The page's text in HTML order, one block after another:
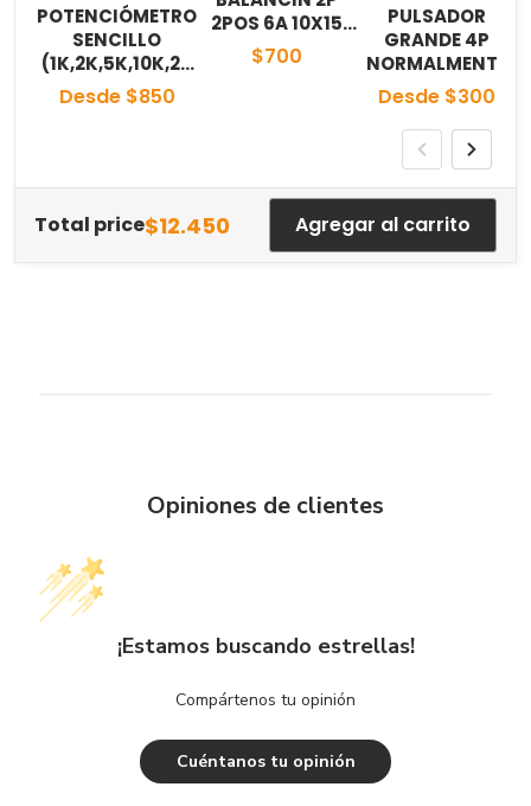
POTENCIÓMETRO
SENCILLO
(1K,2K,5K,10K,20
K,50K,100K,250K,
500K,1M)
Desde $850
2POS 6A 10X15
NEGRO
$700
PULSADOR
GRANDE 4P
NORMALMENTE
ABIERTO
(12X12mm)
Desde $300
Total price$12.450 Agregar al carrito
Opiniones de clientes
¡Estamos buscando estrellas!
Compártenos tu opinión
Cuéntanos tu opinión